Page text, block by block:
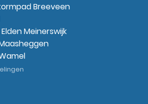
Breeveen
Meinerswijk